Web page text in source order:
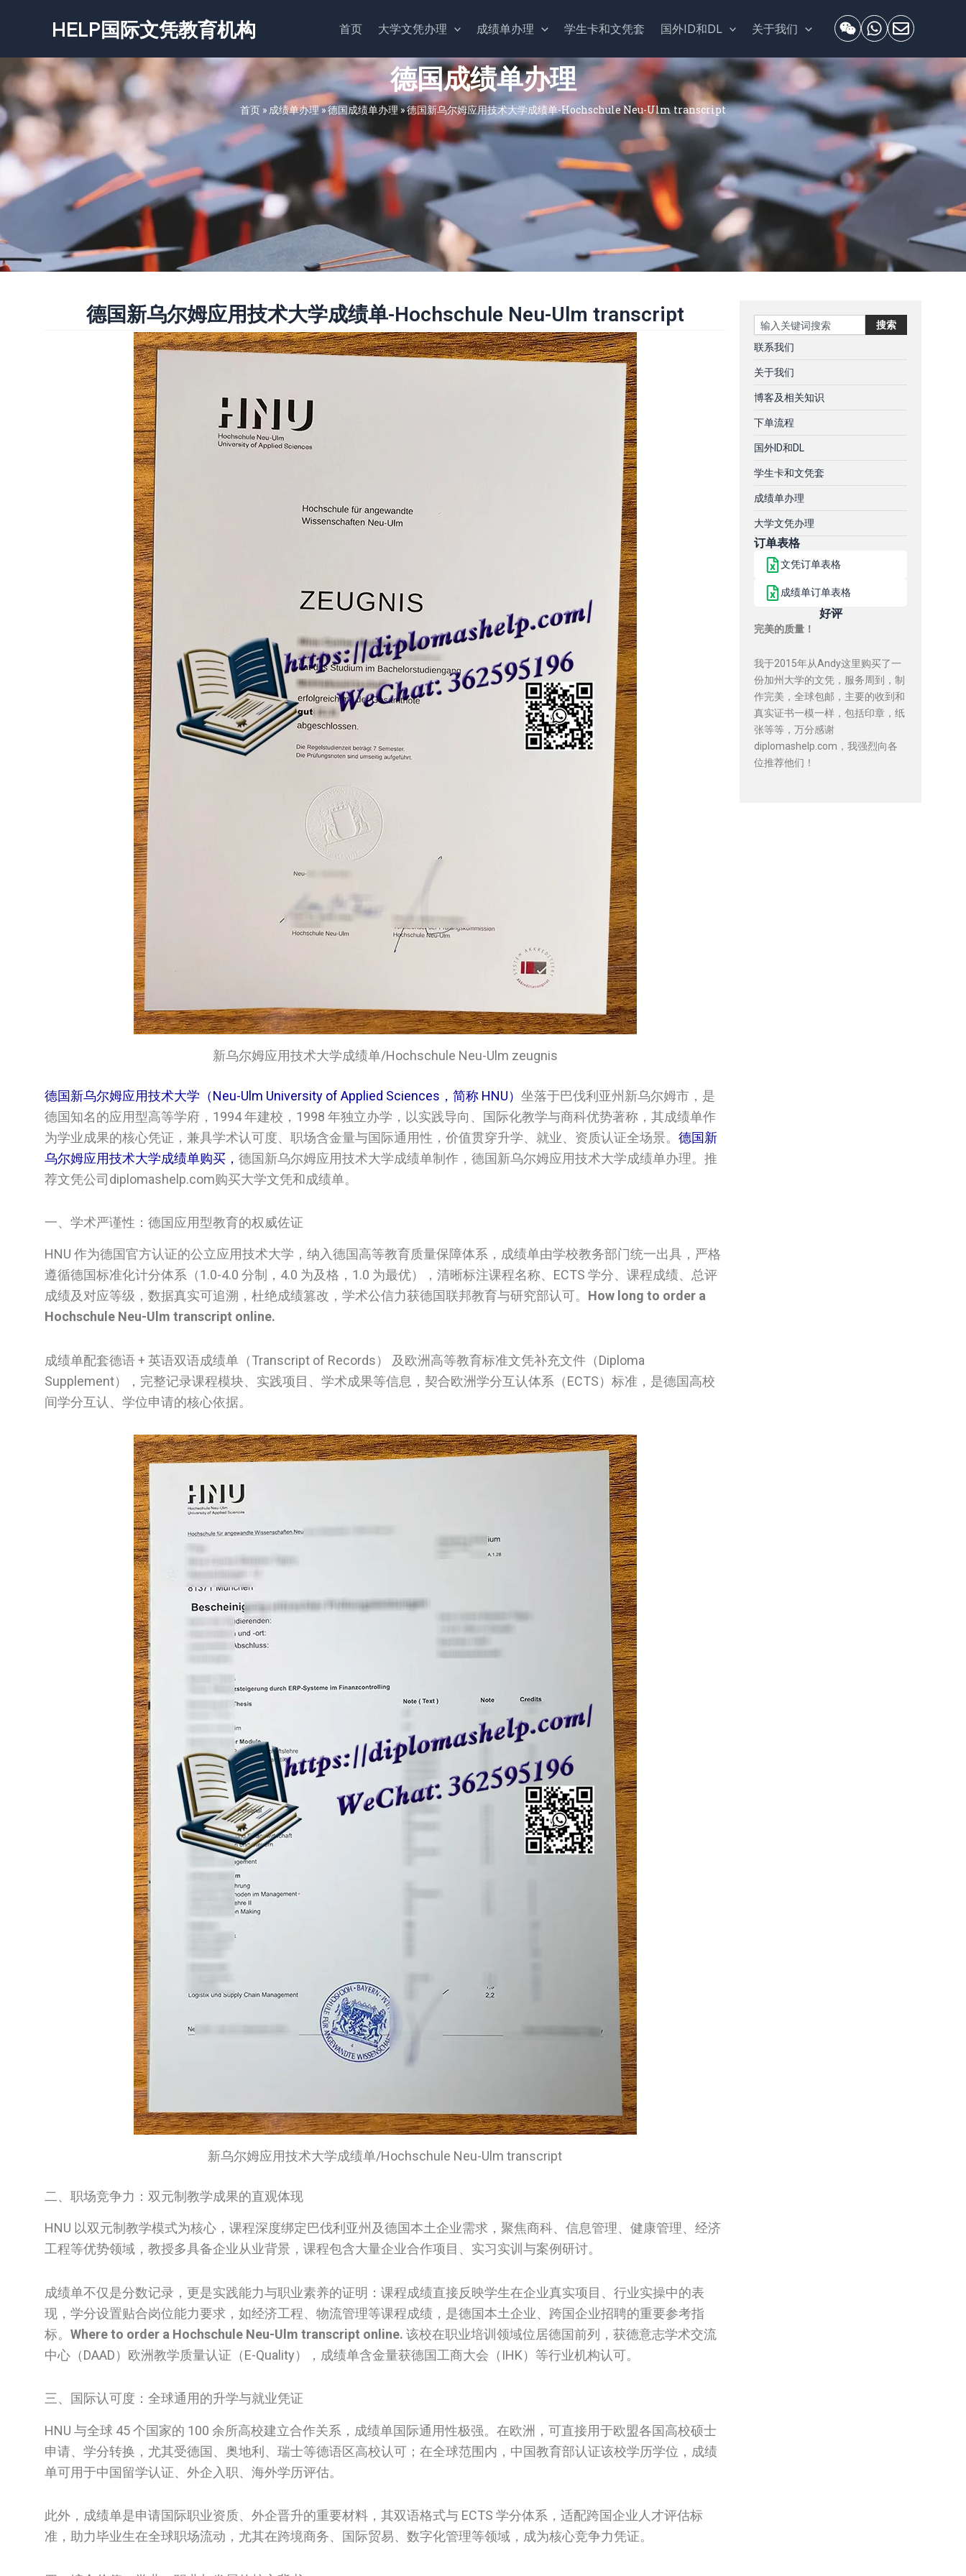
容
HELP国际文凭教育机构 首页 大学文凭办理 成绩单办理 学生卡和文凭套 国外ID和DL 关于我们
德国成绩单办理
首页 » 成绩单办理»德国成绩单办理»德国新乌尔姆应用技术大学成绩单-Hochschule Neu-Ulm transcript
德国新乌尔姆应用技术大学成绩单-Hochschule Neu-Ulm transcript
新乌尔姆应用技术大学成绩单/Hochschule Neu-Ulm zeugnis
德国新乌尔姆应用技术大学（Neu-Ulm University of Applied Sciences，简称 HNU） 坐落于巴伐利亚州新乌尔姆市，是
德国知名的应用型高等学府，1994 年建校，1998 年独立办学，以实践导向、国际化教学与商科优势著称，其成绩单作
为学业成果的核心凭证，兼具学术认可度、职场含金量与国际通用性，价值贯穿升学、就业、资质认证全场景。 德国‌‌新
乌尔姆应用技术大学成绩单购买， 德国‌‌新乌尔姆应用技术大学成绩单制作，德国‌‌新乌尔姆应用技术大学成绩单办理。推
荐文凭公司diplomashelp.com购买大学文凭和成绩单。
一、学术严谨性：德国应用型教育的权威佐证
HNU 作为德国官方认证的公立应用技术大学，纳入德国高等教育质量保障体系，成绩单由学校教务部门统一出具，严格
遵循德国标准化计分体系（1.0-4.0 分制，4.0 为及格，1.0 为最优），清晰标注课程名称、ECTS 学分、课程成绩、总评
成绩及对应等级，数据真实可追溯，杜绝成绩篡改，学术公信力获德国联邦教育与研究部认可。 How long to order a
Hochschule Neu-Ulm transcript online.
成绩单配套德语 + 英语双语成绩单（Transcript of Records） 及欧洲高等教育标准文凭补充文件（Diploma
Supplement），完整记录课程模块、实践项目、学术成果等信息，契合欧洲学分互认体系（ECTS）标准，是德国高校
间学分互认、学位申请的核心依据。
新乌尔姆应用技术大学成绩单/Hochschule Neu-Ulm transcript
二、职场竞争力：双元制教学成果的直观体现
HNU 以双元制教学模式为核心，课程深度绑定巴伐利亚州及德国本土企业需求，聚焦商科、信息管理、健康管理、经济
工程等优势领域，教授多具备企业从业背景，课程包含大量企业合作项目、实习实训与案例研讨。
成绩单不仅是分数记录，更是实践能力与职业素养的证明：课程成绩直接反映学生在企业真实项目、行业实操中的表
现，学分设置贴合岗位能力要求，如经济工程、物流管理等课程成绩，是德国本土企业、跨国企业招聘的重要参考指
标。 Where to order a Hochschule Neu-Ulm transcript online. 该校在职业培训领域位居德国前列，获德意志学术交流
中心（DAAD）欧洲教学质量认证（E-Quality），成绩单含金量获德国工商大会（IHK）等行业机构认可。
三、国际认可度：全球通用的升学与就业凭证
HNU 与全球 45 个国家的 100 余所高校建立合作关系，成绩单国际通用性极强。在欧洲，可直接用于欧盟各国高校硕士
申请、学分转换，尤其受德国、奥地利、瑞士等德语区高校认可；在全球范围内，中国教育部认证该校学历学位，成绩
单可用于中国留学认证、外企入职、海外学历评估。
此外，成绩单是申请国际职业资质、外企晋升的重要材料，其双语格式与 ECTS 学分体系，适配跨国企业人才评估标
准，助力毕业生在全球职场流动，尤其在跨境商务、国际贸易、数字化管理等领域，成为核心竞争力凭证。
Search 搜索
联系我们
关于我们
博客及相关知识
下单流程
国外ID和DL
学生卡和文凭套
成绩单办理
大学文凭办理
订单表格
文凭订单表格
成绩单订单表格
好评
完美的质量！
我于2015年从Andy这里购买了一
份加州大学的文凭，服务周到，制
作完美，全球包邮，主要的收到和
真实证书一模一样，包括印章，纸
张等等，万分感谢
diplomashelp.com，我强烈向各
位推荐他们！